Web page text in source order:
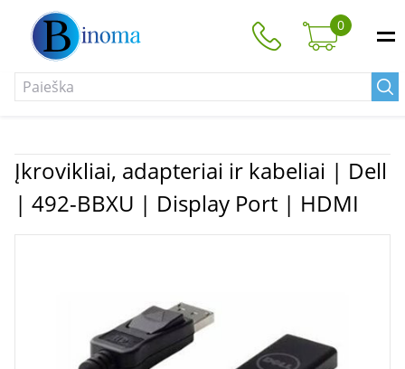
0
Įkrovikliai, adapteriai ir kabeliai | Dell
| 492-BBXU | Display Port | HDMI